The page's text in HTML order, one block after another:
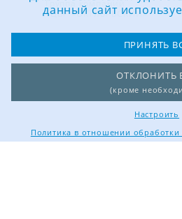
Группа компаний
«ЦВР «ОКТЯБРЬСКИЙ»
данный сайт
ПРИНЯТЬ
ОТКЛОНИТЬ
(кроме
Настроить
Политика в отношении обработки